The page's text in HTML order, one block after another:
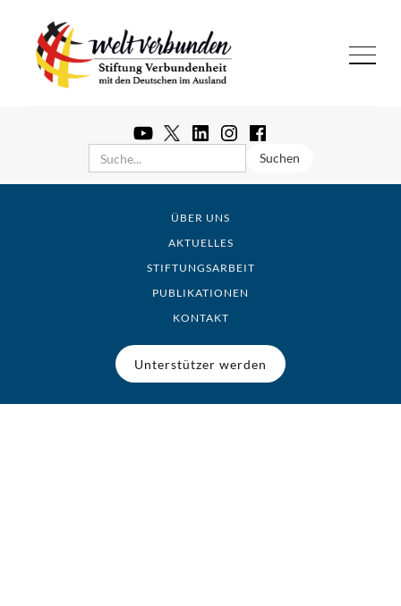
ÜBER UNS
AKTUELLES
STIFTUNGSARBEIT
PUBLIKATIONEN
KONTAKT
Unterstützer werden